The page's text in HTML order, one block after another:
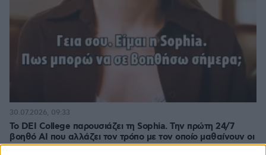
Το DEI College παρουσιάζει τη Sophia. Την πρώτη 24/7
βοηθό AI που αλλάζει τον τρόπο με τον οποίο μαθαίνουν οι
φοιτητές
30.07.2026, 09:33